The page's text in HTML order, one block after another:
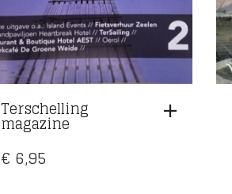
Terschelling
magazine
€ 6,95